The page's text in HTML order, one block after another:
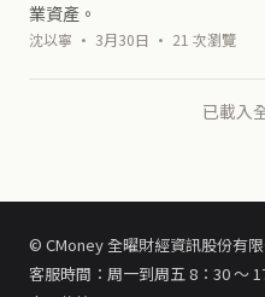
業資產。
沈以寧 · 3月30日 · 21 次瀏覽
已載入
© CMoney 全曜財經資訊股份有
客服時間：周一到周五 8：30 ～